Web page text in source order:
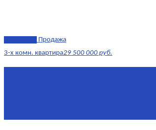
Продажа
3-х комн. квартира29 500 000 руб.